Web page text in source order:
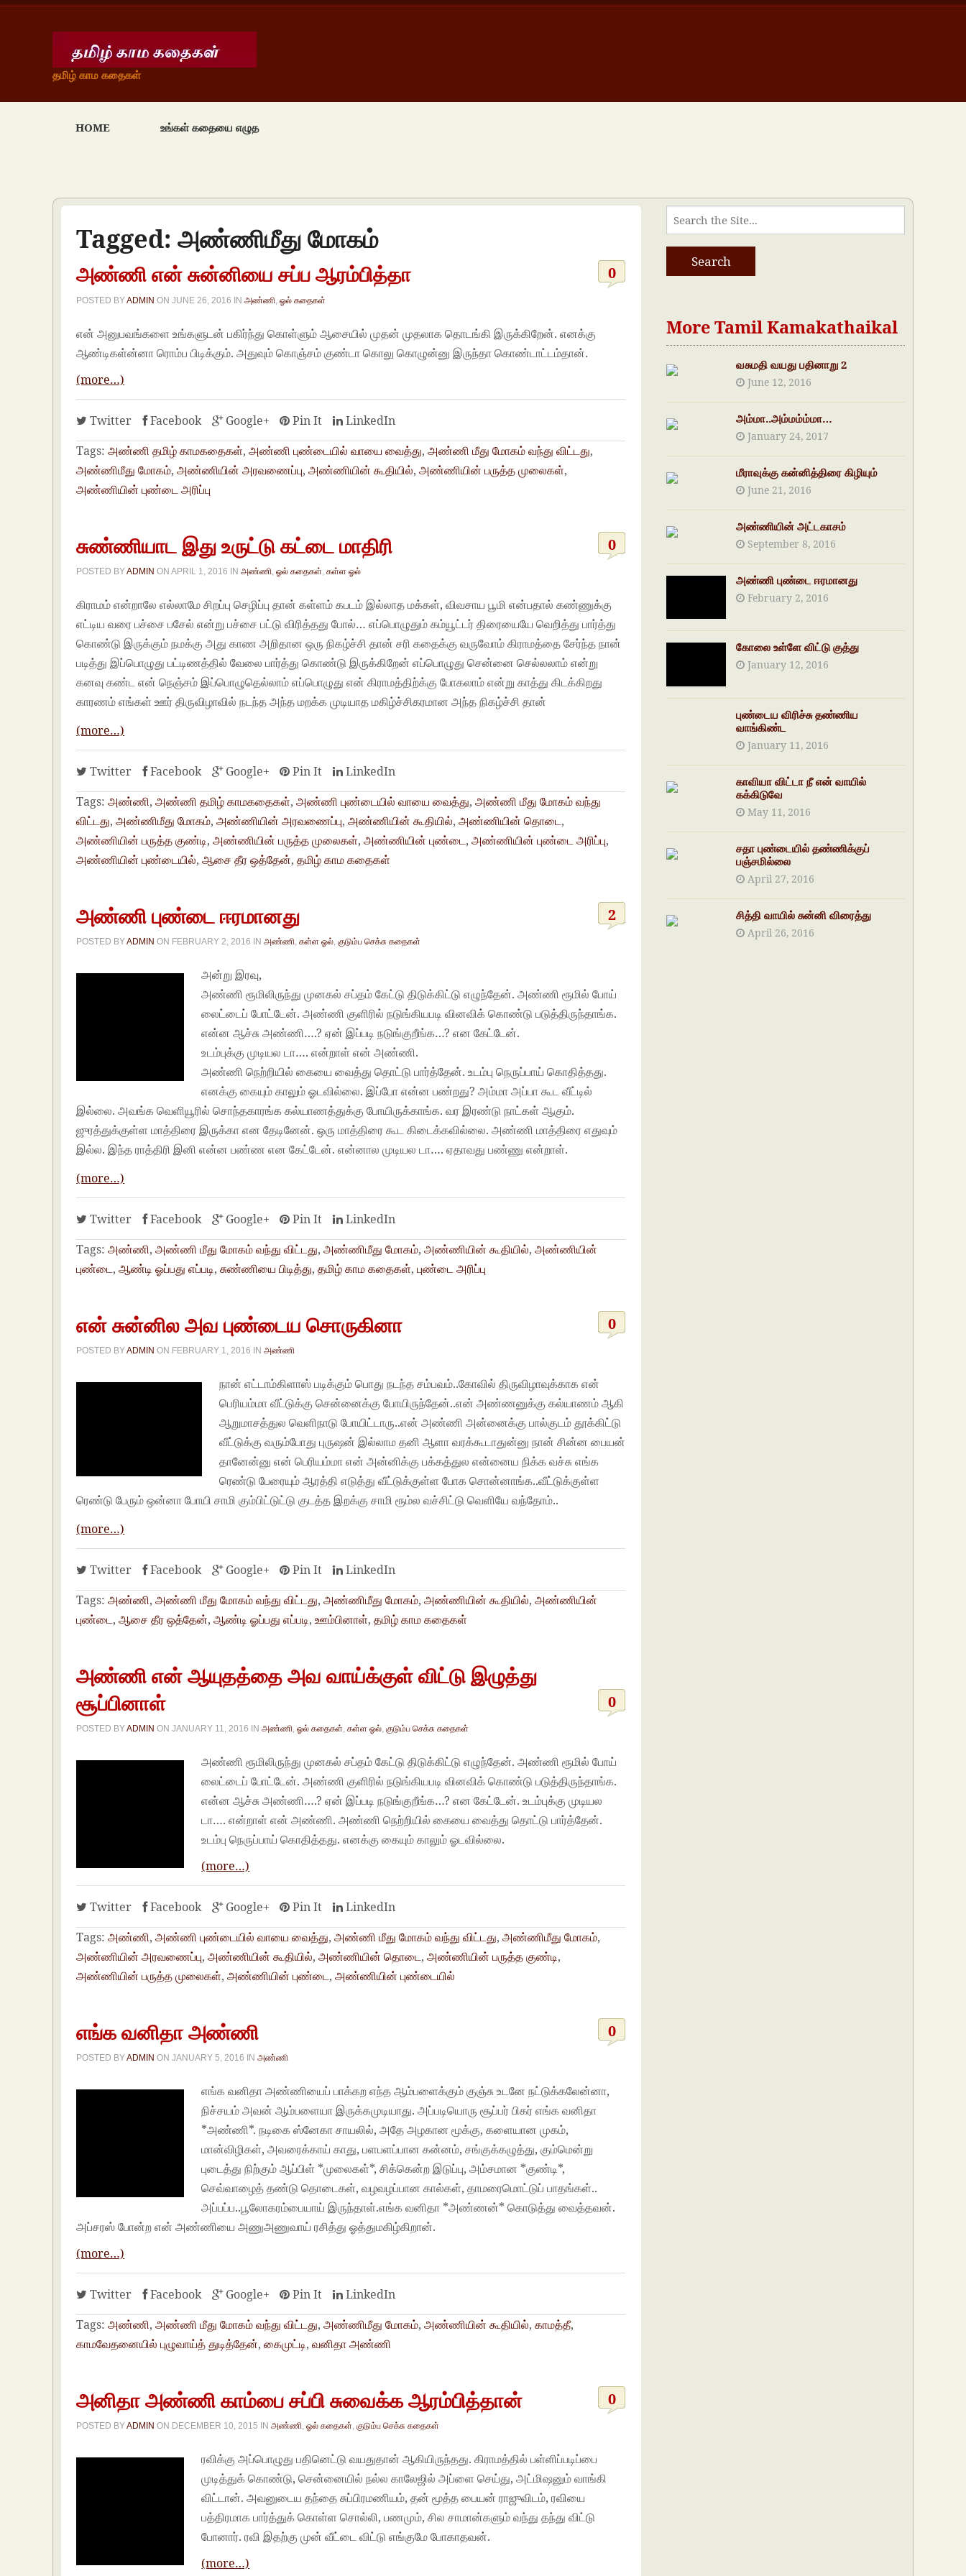
தமிழ் காம கதைகள்
HOME உங்கள் கதையை எழுத
Tagged: அண்ணிமீது மோகம்
அண்ணி என் சுன்னியை சப்ப ஆரம்பித்தா 0
POSTED BYADMIN ONJUNE 26, 2016 INஅண்ணி ,ஓல் கதைகள்
என் அனுபவங்களை உங்களுடன் பகிர்ந்து கொள்ளும் ஆசையில் முதன் முதலாக தொடங்கி இருக்கிறேன். எனக்கு
ஆண்டிகள்ன்னா ரொம்ப பிடிக்கும். அதுவும் கொஞ்சம் குண்டா கொலு கொழுன்னு இருந்தா கொண்டாட்டம்தான்.
(more…)
Twitter Facebook Google+ Pin It
LinkedIn
Tags: அண்ணி தமிழ் காமகதைகள்,அண்ணி புண்டையில் வாயை வைத்து,அண்ணி மீது மோகம் வந்து விட்டது,
அண்ணிமீது மோகம்,அண்ணியின் அரவணைப்பு,அண்ணியின் கூதியில்,அண்ணியின் பருத்த முலைகள்,
அண்ணியின் புண்டை அரிப்பு
சுண்ணியாட இது உருட்டு கட்டை மாதிரி 0
POSTED BYADMIN ONAPRIL 1, 2016 INஅண்ணி ,ஓல் கதைகள் ,கள்ள ஓல்
கிராமம் என்றாலே எல்லாமே சிறப்பு செழிப்பு தான் கள்ளம் கபடம் இல்லாத மக்கள், விவசாய பூமி என்பதால் கண்ணுக்கு
எட்டிய வரை பச்சை பசேல் என்று பச்சை பட்டு விரித்தது போல்… எப்பொழுதும் கம்யூட்டர் திரையையே வெறித்து பார்த்து
கொண்டு இருக்கும் நமக்கு அது காண அறிதான ஒரு நிகழ்ச்சி தான் சரி கதைக்கு வருவோம் கிராமத்தை சேர்ந்த நான்
படித்து இப்பொழுது பட்டிணத்தில் வேலை பார்த்து கொண்டு இருக்கிறேன் எப்பொழுது சென்னை செல்லலாம் என்று
கனவு கண்ட என் நெஞ்சம் இப்பொழுதெல்லாம் எப்பொழுது என் கிராமத்திற்க்கு போகலாம் என்று காத்து கிடக்கிறது
காரணம் எங்கள் ஊர் திருவிழாவில் நடந்த அந்த மறக்க முடியாத மகிழ்ச்சிகரமான அந்த நிகழ்ச்சி தான்
(more…)
Twitter Facebook Google+ Pin It
LinkedIn
Tags: அண்ணி,அண்ணி தமிழ் காமகதைகள்,அண்ணி புண்டையில் வாயை வைத்து,அண்ணி மீது மோகம் வந்து
விட்டது,அண்ணிமீது மோகம்,அண்ணியின் அரவணைப்பு,அண்ணியின் கூதியில்,அண்ணியின் தொடை,
அண்ணியின் பருத்த குண்டி,அண்ணியின் பருத்த முலைகள்,அண்ணியின் புண்டை,அண்ணியின் புண்டை அரிப்பு,
அண்ணியின் புண்டையில்,ஆசை தீர ஒத்தேன்,தமிழ் காம கதைகள்
அண்ணி புண்டை ஈரமானது 2
POSTED BYADMIN ON FEBRUARY 2, 2016 INஅண்ணி ,கள்ள ஓல் ,குடும்ப செக்சு கதைகள்
அன்று இரவு,
அண்ணி ரூமிலிருந்து முனகல் சப்தம் கேட்டு திடுக்கிட்டு எழுந்தேன். அண்ணி ரூமில் போய்
லைட்டைப் போட்டேன். அண்ணி குளிரில் நடுங்கியபடி வினவிக் கொண்டு படுத்திருந்தாங்க.
என்ன ஆச்சு அண்ணி….? ஏன் இப்படி நடுங்குறீங்க…? என கேட்டேன்.
உடம்புக்கு முடியல டா…. என்றாள் என் அண்ணி.
அண்ணி நெற்றியில் கையை வைத்து தொட்டு பார்த்தேன். உடம்பு நெருப்பாய் கொதித்தது.
எனக்கு கையும் காலும் ஓடவில்லை. இப்போ என்ன பண்றது? அம்மா அப்பா கூட வீட்டில்
இல்லை. அவங்க வெளியூரில் சொந்தகாரங்க கல்யாணத்துக்கு போயிருக்காங்க. வர இரண்டு நாட்கள் ஆகும்.
ஜுரத்துக்குள்ள மாத்திரை இருக்கா என தேடினேன். ஒரு மாத்திரை கூட கிடைக்கவில்லை. அண்ணி மாத்திரை எதுவும்
இல்ல. இந்த ராத்திரி இனி என்ன பண்ண என கேட்டேன். என்னால முடியல டா…. ஏதாவது பண்ணு என்றாள்.
(more…)
Twitter Facebook Google+ Pin It
LinkedIn
Tags: அண்ணி,அண்ணி மீது மோகம் வந்து விட்டது,அண்ணிமீது மோகம்,அண்ணியின் கூதியில்,அண்ணியின்
புண்டை,ஆண்டி ஓப்பது எப்படி,சுண்ணியை பிடித்து,தமிழ் காம கதைகள்,புண்டை அரிப்பு
என் சுன்னில அவ புண்டைய சொருகினா 0
POSTED BYADMIN ON FEBRUARY 1, 2016 INஅண்ணி
நான் எட்டாம்கிளாஸ் படிக்கும் பொது நடந்த சம்பவம்..கோவில் திருவிழாவுக்காக என்
பெரியம்மா வீட்டுக்கு சென்னைக்கு போயிருந்தேன்..என் அண்ணனுக்கு கல்யாணம் ஆகி
ஆறுமாசத்துல வெளிநாடு போயிட்டாரு..என் அண்ணி அன்னைக்கு பால்குடம் தூக்கிட்டு
வீட்டுக்கு வரும்போது புருஷன் இல்லாம தனி ஆளா வரக்கூடாதுன்னு நான் சின்ன பையன்
தானேன்னு என் பெரியம்மா என் அன்னிக்கு பக்கத்துல என்னைய நிக்க வச்சு எங்க
ரெண்டு பேரையும் ஆரத்தி எடுத்து வீட்டுக்குள்ள போக சொன்னாங்க..வீட்டுக்குள்ள
ரெண்டு பேரும் ஒன்னா போயி சாமி கும்பிட்டுட்டு குடத்த இறக்கு சாமி ரூம்ல வச்சிட்டு வெளியே வந்தோம்..
(more…)
Twitter Facebook Google+ Pin It
LinkedIn
Tags: அண்ணி,அண்ணி மீது மோகம் வந்து விட்டது,அண்ணிமீது மோகம்,அண்ணியின் கூதியில்,அண்ணியின்
புண்டை,ஆசை தீர ஒத்தேன்,ஆண்டி ஓப்பது எப்படி,ஊம்பினாள்,தமிழ் காம கதைகள்
அண்ணி என் ஆயுதத்தை அவ வாய்க்குள் விட்டு இழுத்து
சூப்பினாள்
0
POSTED BYADMIN ONJANUARY 11, 2016 INஅண்ணி ,ஓல் கதைகள் ,கள்ள ஓல் ,குடும்ப செக்சு கதைகள்
அண்ணி ரூமிலிருந்து முனகல் சப்தம் கேட்டு திடுக்கிட்டு எழுந்தேன். அண்ணி ரூமில் போய்
லைட்டைப் போட்டேன். அண்ணி குளிரில் நடுங்கியபடி வினவிக் கொண்டு படுத்திருந்தாங்க.
என்ன ஆச்சு அண்ணி….? ஏன் இப்படி நடுங்குறீங்க…? என கேட்டேன். உடம்புக்கு முடியல
டா…. என்றாள் என் அண்ணி. அண்ணி நெற்றியில் கையை வைத்து தொட்டு பார்த்தேன்.
உடம்பு நெருப்பாய் கொதித்தது. எனக்கு கையும் காலும் ஓடவில்லை.
(more…)
Twitter Facebook Google+ Pin It
LinkedIn
Tags: அண்ணி,அண்ணி புண்டையில் வாயை வைத்து,அண்ணி மீது மோகம் வந்து விட்டது,அண்ணிமீது மோகம்,
அண்ணியின் அரவணைப்பு,அண்ணியின் கூதியில்,அண்ணியின் தொடை,அண்ணியின் பருத்த குண்டி,
அண்ணியின் பருத்த முலைகள்,அண்ணியின் புண்டை,அண்ணியின் புண்டையில்
எங்க வனிதா அண்ணி 0
POSTED BYADMIN ONJANUARY 5, 2016 INஅண்ணி
எங்க வனிதா அண்ணியைப் பாக்கற எந்த ஆம்பளைக்கும் குஞ்சு உடனே நட்டுக்கலேன்னா,
நிச்சயம் அவன் ஆம்பளையா இருக்கமுடியாது. அப்படியொரு சூப்பர் பிகர் எங்க வனிதா
*அண்ணி*. நடிகை ஸ்னேகா சாயலில், அதே அழகான மூக்கு, களையான முகம்,
மான்விழிகள், அவரைக்காய் காது, பளபளப்பான கன்னம், சங்குக்கழுத்து, கும்மென்று
புடைத்து நிற்கும் ஆப்பிள் *முலைகள்*, சிக்கென்ற இடுப்பு, அம்சமான *குண்டி*,
செவ்வாழைத் தண்டு தொடைகள், வழவழப்பான கால்கள், தாமரைமொட்டுப் பாதங்கள்..
அப்பப்ப..பூலோகரம்பையாய் இருந்தாள்.எங்க வனிதா *அண்ணன்* கொடுத்து வைத்தவன்.
அப்சரஸ் போன்ற என் அண்ணியை அணுஅணுவாய் ரசித்து ஓத்துமகிழ்கிறான்.
(more…)
Twitter Facebook Google+ Pin It
LinkedIn
Tags: அண்ணி,அண்ணி மீது மோகம் வந்து விட்டது,அண்ணிமீது மோகம்,அண்ணியின் கூதியில்,காமத்தீ,
காமவேதனையில் புழுவாய்த் துடித்தேன்,கைமுட்டி,வனிதா அண்ணி
அனிதா அண்ணி காம்பை சப்பி சுவைக்க ஆரம்பித்தான் 0
POSTED BYADMIN ON DECEMBER 10, 2015 INஅண்ணி ,ஓல் கதைகள் ,குடும்ப செக்சு கதைகள்
ரவிக்கு அப்பொழுது பதினெட்டு வயதுதான் ஆகியிருந்தது. கிராமத்தில் பள்ளிப்படிப்பை
முடித்துக் கொண்டு, சென்னையில் நல்ல காலேஜில் அப்ளை செய்து, அட்மிஷனும் வாங்கி
விட்டான். அவனுடைய தந்தை சுப்பிரமணியம், தன் மூத்த பையன் ராஜுவிடம், ரவியை
பத்திரமாக பார்த்துக் கொள்ள சொல்லி, பணமும், சில சாமான்களும் வந்து தந்து விட்டு
போனார். ரவி இதற்கு முன் வீட்டை விட்டு எங்குமே போகாதவன்.
(more…)
More Tamil Kamakathaikal
வசுமதி வயது பதினாறு 2
June 12, 2016
அம்மா..அம்மம்ம்மா…
January 24, 2017
மீராவுக்கு கன்னித்திரை கிழியும்
June 21, 2016
அண்ணியின் அட்டகாசம்
September 8, 2016
அண்ணி புண்டை ஈரமானது
February 2, 2016
கோலை உள்ளே விட்டு குத்து
January 12, 2016
புண்டைய விரிச்சு தண்ணிய
வாங்கிண்ட
January 11, 2016
காவியா விட்டா நீ என் வாயில்
கக்கிடுவே
May 11, 2016
சதா புண்டையில் தண்ணிக்குப்
பஞ்சமில்லை
April 27, 2016
சித்தி வாயில் சுன்னி விரைத்து
April 26, 2016